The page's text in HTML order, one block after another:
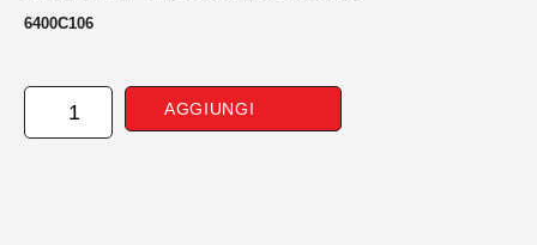
6400C106
PARAURTI
ANTERIORE
AGGIUNGI